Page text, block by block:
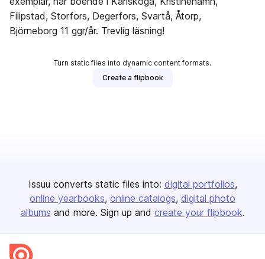
Filipstad, Storfors, Degerfors, Svartå, Åtorp,
Björneborg 11 ggr/år. Trevlig läsning!
Turn static files into dynamic content formats.
Create a flipbook
Issuu converts static files into: digital portfolios
online yearbooks online catalogs digital photo
albums and more. Sign up and create your flipbook.